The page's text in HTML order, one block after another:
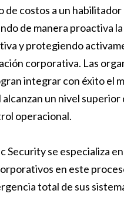
de costos a un habilitador
de manera proactiva
y protegiendo
corporativa. Las
integrar con éxito el
un nivel superior
operacional.
Security se especializa
en este
total de sus